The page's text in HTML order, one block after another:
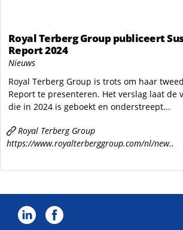
Royal Terberg Group publiceert
Report 2024
Nieuws
Royal Terberg Group is trots om haar
Report te presenteren. Het verslag laat de
die in 2024 is geboekt en onderstreept...
Royal Terberg Group
https://www.royalterberggroup.com/nl/new..